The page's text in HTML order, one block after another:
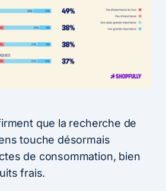
que la recherche de
touche désormais
de consommation, bien
frais.